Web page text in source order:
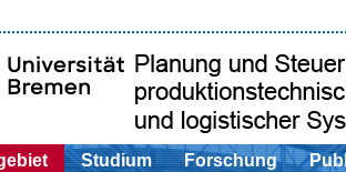
Studium Forschung